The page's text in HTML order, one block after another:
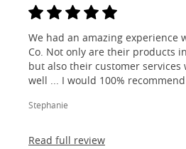
We had an amazing experience
Co. Not only are their products
but also their customer services
well ... I would 100%
Stephanie
Read full review